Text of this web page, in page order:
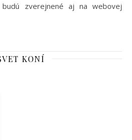
budú zverejnené aj na webovej
KONÍ